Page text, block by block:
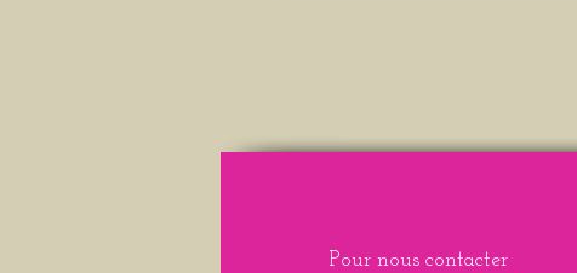
Pour nous contacter